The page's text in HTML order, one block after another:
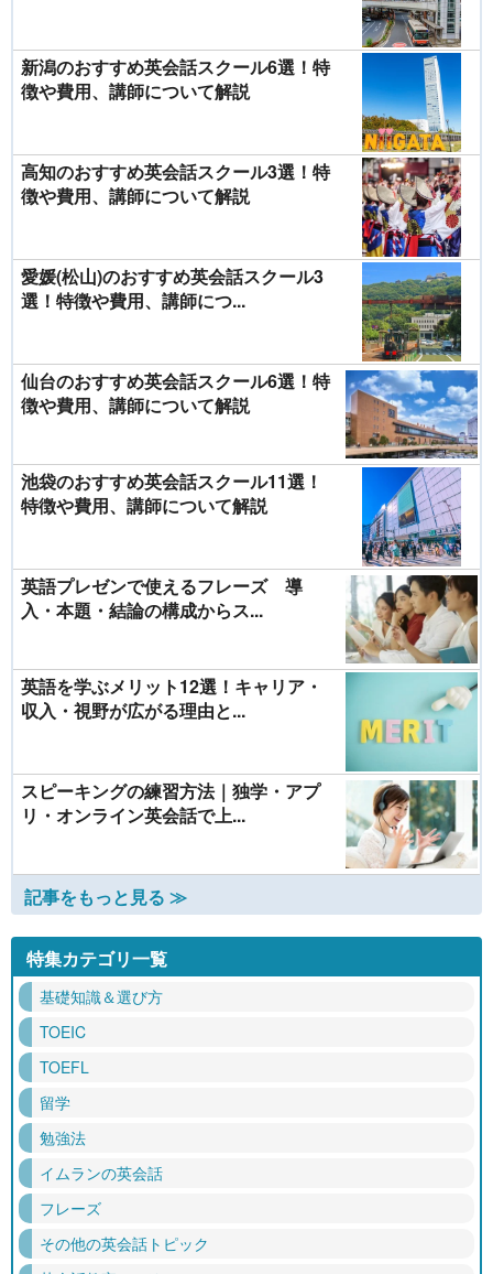
新潟のおすすめ英会話スクール6選！特
徴や費用、講師について解説
高知のおすすめ英会話スクール3選！特
徴や費用、講師について解説
愛媛(松山)のおすすめ英会話スクール3
選！特徴や費用、講師につ...
仙台のおすすめ英会話スクール6選！特
徴や費用、講師について解説
池袋のおすすめ英会話スクール11選！
特徴や費用、講師について解説
英語プレゼンで使えるフレーズ 導
入・本題・結論の構成からス...
英語を学ぶメリット12選！キャリア・
収入・視野が広がる理由と...
スピーキングの練習方法｜独学・アプ
リ・オンライン英会話で上...
記事をもっと見る ≫
特集カテゴリ一覧
基礎知識＆選び方
TOEIC
TOEFL
留学
勉強法
イムランの英会話
フレーズ
その他の英会話トピック